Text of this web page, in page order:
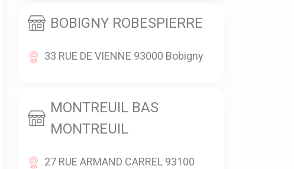
BOBIGNY ROBESPIERRE
33 RUE DE VIENNE 93000 Bobigny
MONTREUIL BAS
MONTREUIL
27 RUE ARMAND CARREL 93100